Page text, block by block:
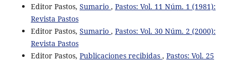
Editor Pastos, Sumario , Pastos: Vol. 11 Núm. 1 (1981):
Revista Pastos
Editor Pastos, Sumario , Pastos: Vol. 30 Núm. 2 (2000):
Revista Pastos
Editor Pastos, Publicaciones recibidas , Pastos: Vol. 25